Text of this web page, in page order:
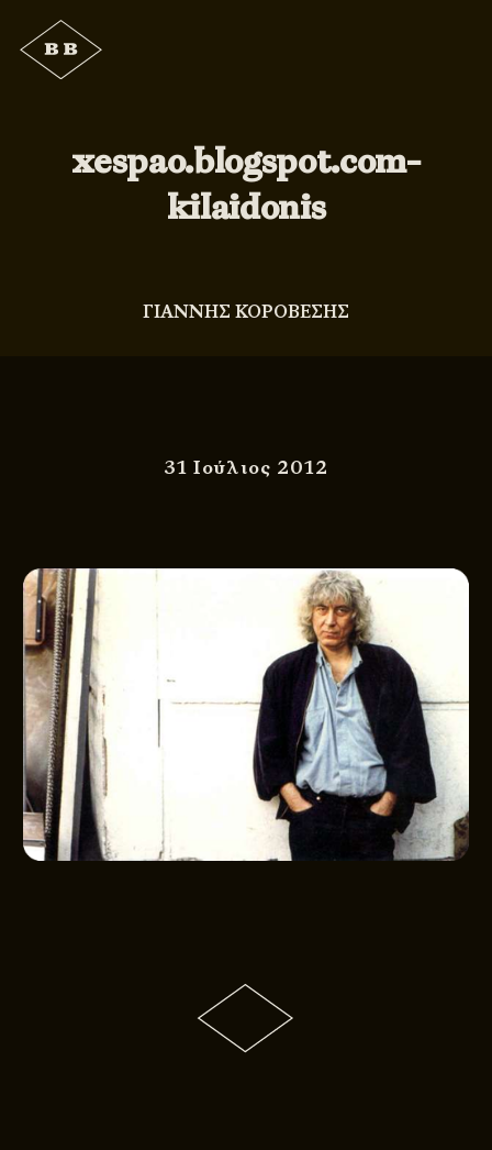
xespao.blogspot.com-
kilaidonis
ΓΙΑΝΝΗΣ ΚΟΡΟΒΕΣΗΣ
31 Ιούλιος 2012